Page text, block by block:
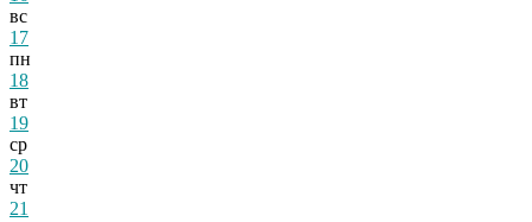
вс
17
пн
18
вт
19
ср
20
чт
21